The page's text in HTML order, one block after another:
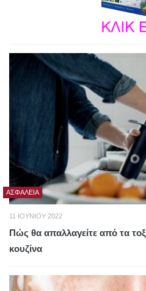
ΑΣΦΆΛΕΙΑ
11 ΙΟΥΝΊΟΥ 2022
Πώς θα απαλλαγείτε από τα
κουζίνα